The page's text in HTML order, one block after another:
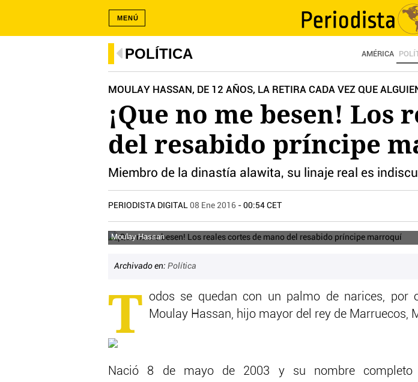
MENÚ
POLÍTICA AMÉRICA
MOULAY HASSAN, DE 12 AÑOS, LA RETIRA CADA VEZ QUE
¡Que no me besen! Los
del resabido príncipe
Miembro de la dinastía alawita, su linaje real es
PERIODISTA DIGITAL 08 Ene 2016 - 00:54 CET
Moulay Hassan
Archivado en: Política
T odos se quedan con un palmo de narices, por
Moulay Hassan, hijo mayor del rey de Marruecos,
Nació 8 de mayo de 2003 y su nombre completo